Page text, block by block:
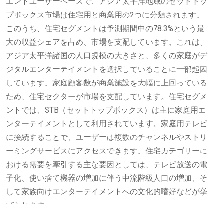
プボックス市場は住宅用と商業用の2つに分類されます。
このうち、住宅セグメントは予測期間中の78.3%という最
大の収益シェアを占め、市場を支配しています。これは、
アジア太平洋諸国の人口規模の大きさと、多くの家庭がデ
ジタルエンターテイメントを選択していることに一部起因
しています。家庭顧客数が商業施設を大幅に上回っている
ため、住宅セクターが市場を支配しています。住宅セグメ
ントでは、STB（セットトップボックス）は主に家庭用エ
ンターテイメントとして利用されています。家庭用テレビ
に接続することで、ユーザーは複数のチャンネルやストリ
ーミングサービスにアクセスできます。住宅カテゴリーに
おける需要を牽引する主な要因としては、テレビ放送の電
子化、使い捨て機器の増加に伴う中流階級人口の増加、そ
して家族向けエンターテイメントへの文化的嗜好などが挙